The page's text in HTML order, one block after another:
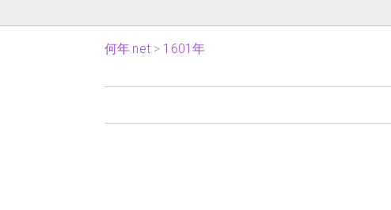
何年.net 1601年